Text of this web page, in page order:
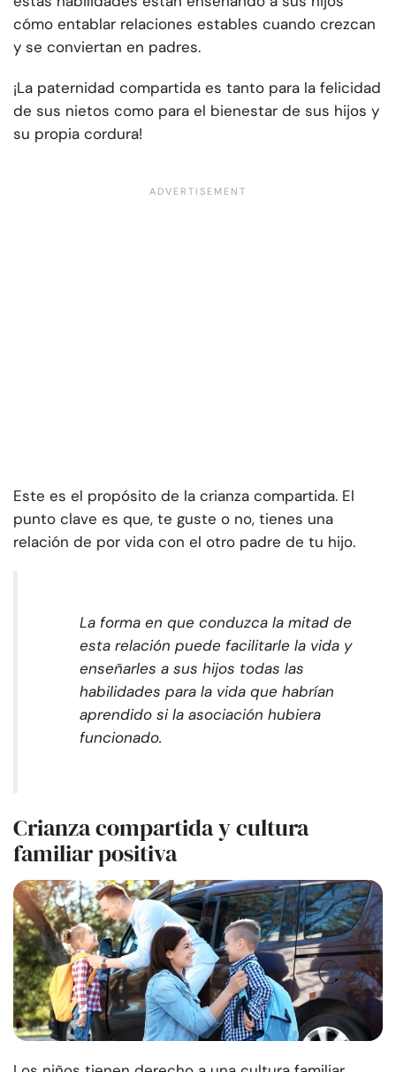
cómo entablar relaciones estables cuando crezcan
y se conviertan en padres.
¡La paternidad compartida es tanto para la felicidad
de sus nietos como para el bienestar de sus hijos y
su propia cordura!
Este es el propósito de la crianza compartida. El
punto clave es que, te guste o no, tienes una
relación de por vida con el otro padre de tu hijo.
La forma en que conduzca la mitad de
esta relación puede facilitarle la vida y
enseñarles a sus hijos todas las
habilidades para la vida que habrían
aprendido si la asociación hubiera
funcionado.
Crianza compartida y cultura
familiar positiva